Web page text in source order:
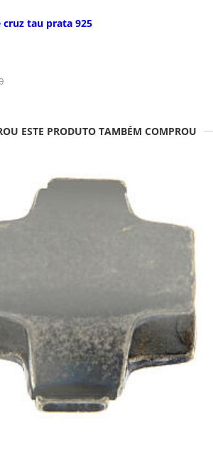
tau prata 925
ESTE PRODUTO TAMBÉM COMPROU